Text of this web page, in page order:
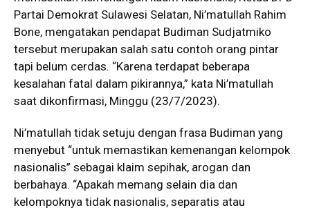
Partai Demokrat Sulawesi Selatan, Ni’matullah Rahim
Bone, mengatakan pendapat Budiman Sudjatmiko
tersebut merupakan salah satu contoh orang pintar
tapi belum cerdas. “Karena terdapat beberapa
kesalahan fatal dalam pikirannya,” kata Ni’matullah
saat dikonfirmasi, Minggu (23/7/2023).
Ni’matullah tidak setuju dengan frasa Budiman yang
menyebut “untuk memastikan kemenangan kelompok
nasionalis” sebagai klaim sepihak, arogan dan
berbahaya. “Apakah memang selain dia dan
kelompoknya tidak nasionalis, separatis atau